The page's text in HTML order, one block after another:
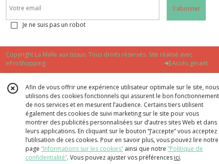
S'abonner
Je ne suis pas un robot
Copyright La Malle aux tissus. Tous droits réservés. Site réalisé avec
eProShopping
Accès gérant
Afin de vous offrir une expérience utilisateur optimale sur le site, nous
utilisons des cookies fonctionnels qui assurent le bon fonctionnement
de nos services et en mesurent l’audience. Certains tiers utilisent
également des cookies de suivi marketing sur le site pour vous
montrer des publicités personnalisées sur d’autres sites Web et dans
leurs applications. En cliquant sur le bouton “J’accepte” vous acceptez
l’utilisation de ces cookies. Pour en savoir plus, vous pouvez lire notre
page “Informations sur les cookies” ainsi que notre “Politique de
confidentialité“. Vous pouvez ajuster vos préférences ici.